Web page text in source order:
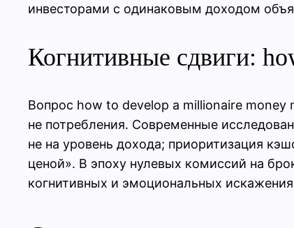
инвесторами с одинаковым доходом
Когнитивные сдвиги:
Вопрос how to develop a millionaire money
не потребления. Современные
не на уровень дохода; приоритизация
ценой». В эпоху нулевых комиссий на
когнитивных и эмоциональных